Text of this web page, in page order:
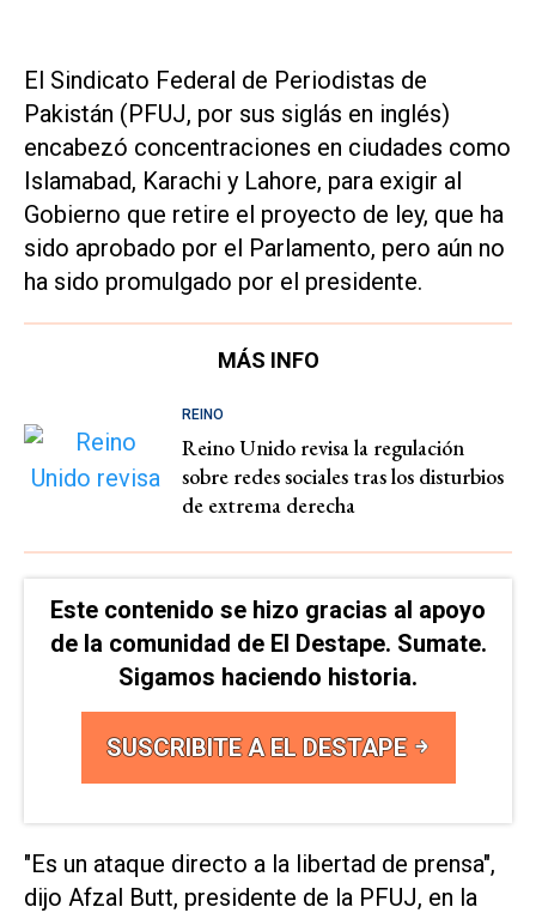
El Sindicato Federal de Periodistas de
Pakistán (PFUJ, por sus siglás en inglés)
encabezó concentraciones en ciudades como
Islamabad, Karachi y Lahore, para exigir al
Gobierno que retire el proyecto de ley, que ha
sido aprobado por el Parlamento, pero aún no
ha sido promulgado por el presidente.
MÁS INFO
REINO
Reino Unido revisa la regulación
sobre redes sociales tras los disturbios
de extrema derecha
Este contenido se hizo gracias al apoyo
de la comunidad de El Destape. Sumate.
Sigamos haciendo historia.
SUSCRIBITE A EL DESTAPE
"Es un ataque directo a la libertad de prensa",
dijo Afzal Butt, presidente de la PFUJ, en la